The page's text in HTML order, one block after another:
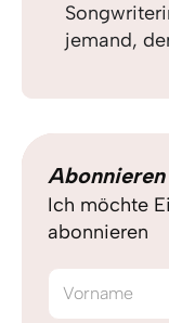
jemand,
Abonnieren
Ich möchte
abonnieren
Vorname